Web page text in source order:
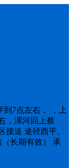
到7点左右， ，上
，漯河回上蔡
接送 途径西平。
长期有效） 承